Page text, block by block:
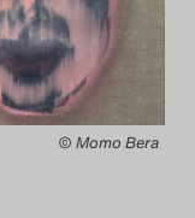
Blog
Blog
© Momo Bera